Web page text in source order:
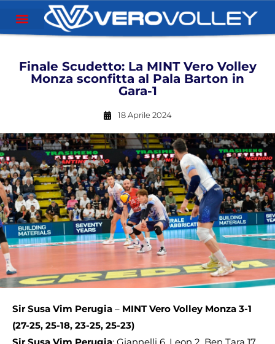
Finale Scudetto: La MINT Vero Volley
Monza sconfitta al Pala Barton in
Gara-1
18 Aprile 2024
Sir Susa Vim Perugia – MINT Vero Volley Monza 3-1
(27-25, 25-18, 23-25, 25-23)